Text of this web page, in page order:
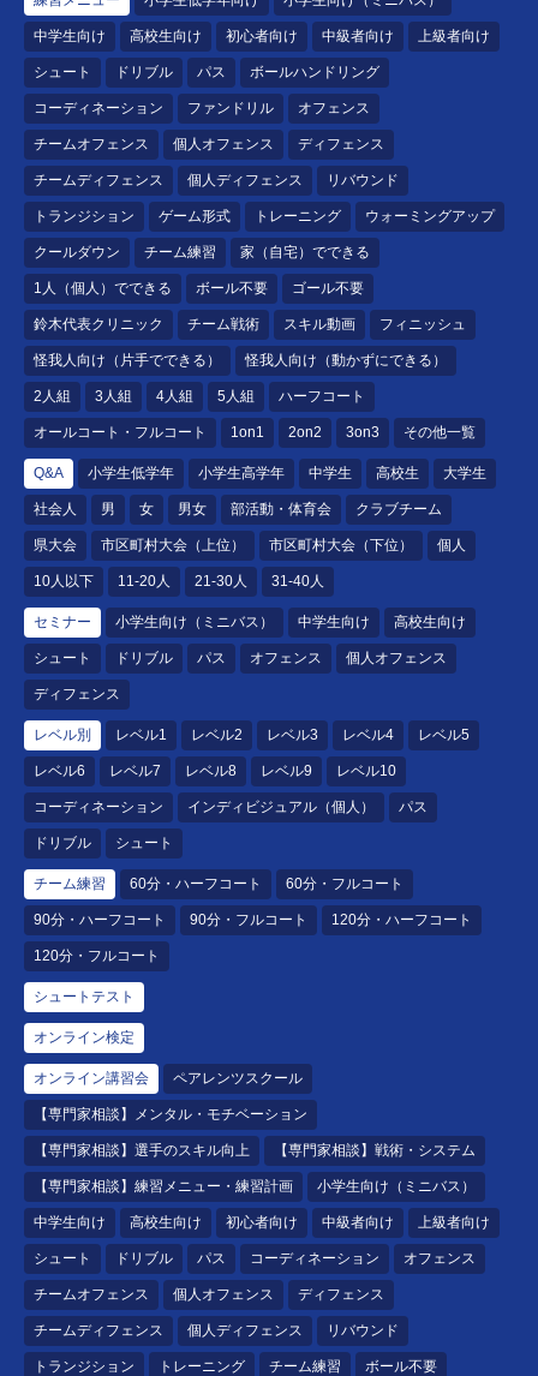
中学生向け 高校生向け 初心者向け 中級者向け 上級者向け
シュート ドリブル パス ボールハンドリング
コーディネーション ファンドリル オフェンス
チームオフェンス 個人オフェンス ディフェンス
チームディフェンス 個人ディフェンス リバウンド
トランジション ゲーム形式 トレーニング ウォーミングアップ
クールダウン チーム練習 家（自宅）でできる
1人（個人）でできる ボール不要 ゴール不要
鈴木代表クリニック チーム戦術 スキル動画 フィニッシュ
怪我人向け（片手でできる） 怪我人向け（動かずにできる）
2人組 3人組 4人組 5人組 ハーフコート
オールコート・フルコート 1on1 2on2 3on3 その他一覧
Q&A 小学生低学年 小学生高学年 中学生 高校生 大学生
社会人 男 女 男女 部活動・体育会 クラブチーム
県大会 市区町村大会（上位） 市区町村大会（下位） 個人
10人以下 11-20人 21-30人 31-40人
セミナー 小学生向け（ミニバス） 中学生向け 高校生向け
シュート ドリブル パス オフェンス 個人オフェンス
ディフェンス
レベル別 レベル1 レベル2 レベル3 レベル4 レベル5
レベル6 レベル7 レベル8 レベル9 レベル10
コーディネーション インディビジュアル（個人） パス
ドリブル シュート
チーム練習 60分・ハーフコート 60分・フルコート
90分・ハーフコート 90分・フルコート 120分・ハーフコート
120分・フルコート
シュートテスト
オンライン検定
オンライン講習会 ペアレンツスクール
【専門家相談】メンタル・モチベーション
【専門家相談】選手のスキル向上 【専門家相談】戦術・システム
【専門家相談】練習メニュー・練習計画 小学生向け（ミニバス）
中学生向け 高校生向け 初心者向け 中級者向け 上級者向け
シュート ドリブル パス コーディネーション オフェンス
チームオフェンス 個人オフェンス ディフェンス
チームディフェンス 個人ディフェンス リバウンド
トランジション トレーニング チーム練習 ボール不要